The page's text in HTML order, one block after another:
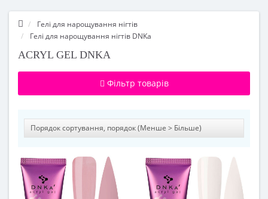
Гелі для нарощування нігтів
Гелі для нарощування нігтів DNKa
ACRYL GEL DNKA
Фільтр товарів